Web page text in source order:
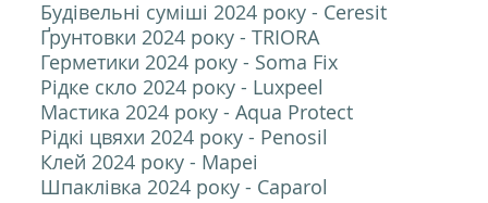
Будівельні суміші 2024 року - Ceresit
Ґрунтовки 2024 року - TRIORA
Герметики 2024 року - Soma Fix
Рідке скло 2024 року - Luxpeel
Мастика 2024 року - Aqua Protect
Рідкі цвяхи 2024 року - Penosil
Клей 2024 року - Mapei
Шпаклівка 2024 року - Caparol